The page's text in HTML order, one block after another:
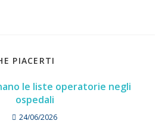
PIACERTI
le liste operatorie negli
ospedali
24/06/2026